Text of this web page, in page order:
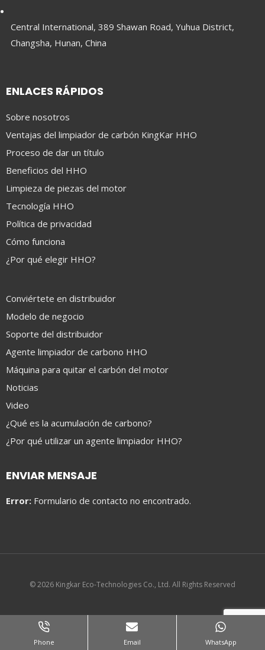
Central International, 389 Shawan Road, Yuhua District,
Changsha, Hunan, China
ENLACES RÁPIDOS
Sobre nosotros
Ventajas del limpiador de carbón KingKar HHO
Proceso de dar un título
Beneficios del HHO
Limpieza de piezas del motor
Tecnología HHO
Política de privacidad
Cómo funciona
¿Por qué elegir HHO?
Conviértete en distribuidor
Modelo de negocio
Soporte del distribuidor
Agente limpiador de carbono HHO
Máquina para quitar el carbón del motor
Noticias
Video
¿Qué es la acumulación de carbono?
¿Por qué utilizar un agente limpiador HHO?
ENVIAR MENSAJE
Error: Formulario de contacto no encontrado.
© 2026 Kingkar Eco-Technologies Co., Ltd. All Rights Reserved
Phone Email WhatsApp